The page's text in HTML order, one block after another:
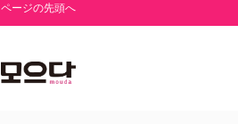
ページの先頭へ